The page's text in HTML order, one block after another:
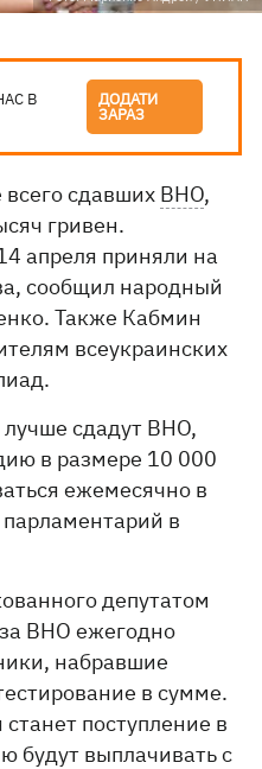
В ДОДАТИ
ЗАРАЗ
сдавших ВНО,
гривен.
апреля приняли на
сообщил народный
Также Кабмин
всеукраинских
сдадут ВНО,
в размере 10 000
ежемесячно в
в
депутатом
ВНО ежегодно
набравшие
в сумме.
поступление в
будут выплачивать с